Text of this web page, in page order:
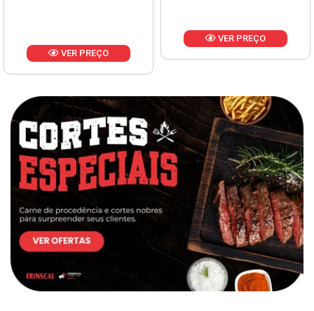
VER PREÇO
VER PREÇO